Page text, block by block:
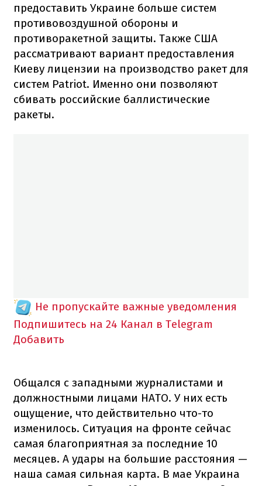
предоставить Украине больше систем
противовоздушной обороны и
противоракетной защиты. Также США
рассматривают вариант предоставления
Киеву лицензии на производство ракет для
систем Patriot. Именно они позволяют
сбивать российские баллистические
ракеты.
Не пропускайте важные уведомления
Подпишитесь на 24 Канал в Telegram
Добавить
Общался с западными журналистами и
должностными лицами НАТО. У них есть
ощущение, что действительно что-то
изменилось. Ситуация на фронте сейчас
самая благоприятная за последние 10
месяцев. А удары на большие расстояния —
наша самая сильная карта. В мае Украина